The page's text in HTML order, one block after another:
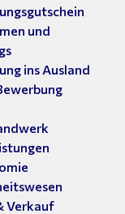
und
ins Ausland
Verkauf